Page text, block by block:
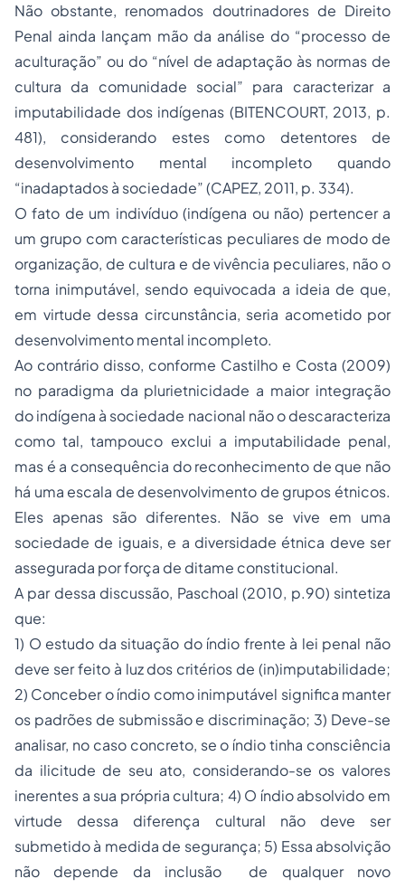
Não obstante, renomados doutrinadores de Direito
Penal ainda lançam mão da análise do “processo de
aculturação” ou do “nível de adaptação às normas de
cultura da comunidade social” para caracterizar a
imputabilidade dos indígenas (BITENCOURT, 2013, p.
481), considerando estes como detentores de
desenvolvimento mental incompleto quando
“inadaptados à sociedade” (CAPEZ, 2011, p. 334).
O fato de um indivíduo (indígena ou não) pertencer a
um grupo com características peculiares de modo de
organização, de cultura e de vivência peculiares, não o
torna inimputável, sendo equivocada a ideia de que,
em virtude dessa circunstância, seria acometido por
desenvolvimento mental incompleto.
Ao contrário disso, conforme Castilho e Costa (2009)
no paradigma da plurietnicidade a maior integração
do indígena à sociedade nacional não o descaracteriza
como tal, tampouco exclui a imputabilidade penal,
mas é a consequência do reconhecimento de que não
há uma escala de desenvolvimento de grupos étnicos.
Eles apenas são diferentes. Não se vive em uma
sociedade de iguais, e a diversidade étnica deve ser
assegurada por força de ditame constitucional.
A par dessa discussão, Paschoal (2010, p.90) sintetiza
que:
1) O estudo da situação do índio frente à lei penal não
deve ser feito à luz dos critérios de (in)imputabilidade;
2) Conceber o índio como inimputável significa manter
os padrões de submissão e discriminação; 3) Deve-se
analisar, no caso concreto, se o índio tinha consciência
da ilicitude de seu ato, considerando-se os valores
inerentes a sua própria cultura; 4) O índio absolvido em
virtude dessa diferença cultural não deve ser
submetido à medida de segurança; 5) Essa absolvição
não depende da inclusão de qualquer novo